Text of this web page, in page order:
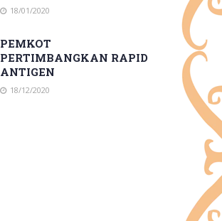
18/01/2020
PEMKOT
PERTIMBANGKAN RAPID
ANTIGEN
18/12/2020